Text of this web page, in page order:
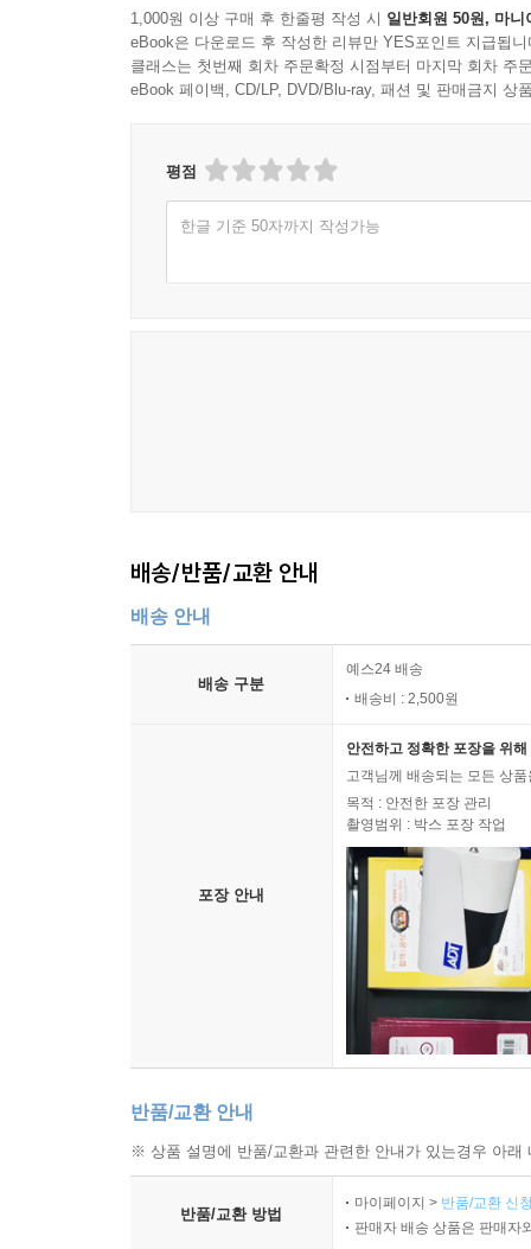
인간 삶의 목표는 즐거움입니다. 이는 나이에 관
오래가고 깊은 울림을 줍니다.
인지와 사유에서 오는 즐거움을 얻을 수 있는 가장
하지만 어르신들도 책을 읽음으로써 얻을 수
다가가기 위한 책들이 지성사에서 발간됩니다.
독자들의 의견을 통해 더 좋은 책들을 제작하고
1,000원 이상 구매 후 한줄평 작성 시 일반회원 50원, 마니
eBook은 다운로드 후 작성한 리뷰만 YES포인트 지급됩니
클래스는 첫번째 회차 주문확정 시점부터 마지막 회차 주
eBook 페이백, CD/LP, DVD/Blu-ray, 패션 및 판매금지 상
평점
한글 기준 50자까지 작성가능
배송/반품/교환 안내
배송 안내
배송 구분
예스24 배송
배송비 : 2,500원
포장 안내
안전하고 정확한 포장을 위
고객님께 배송되는 모든 상
목적 : 안전한 포장 관리
촬영범위 : 박스 포장 작업
반품/교환 안내
※ 상품 설명에 반품/교환과 관련한 안내가 있는경우 아
반품/교환 방법
마이페이지 > 반품/교환 신
판매자 배송 상품은 판매자